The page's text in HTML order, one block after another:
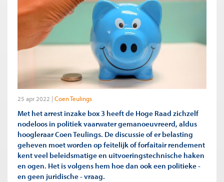
25 apr 2022 Coen Teulings
Met het arrest inzake box 3 heeft de Hoge Raad zichzelf
nodeloos in politiek vaarwater gemanoeuvreerd, aldus
hoogleraar Coen Teulings. De discussie of er belasting
geheven moet worden op feitelijk of forfaitair rendement
kent veel beleidsmatige en uitvoeringstechnische haken
en ogen. Het is volgens hem hoe dan ook een politieke -
en geen juridische - vraag.